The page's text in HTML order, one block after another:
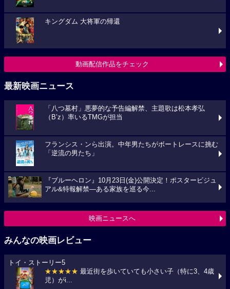
キングダム 大将軍の帰還
動画配信作品をチェック
最新映画ニュース
「八つ墓村」悪夢的な予告編解禁、主題歌は松本孝弘
（B’z）率いるTMGが担当
フランシス・ンら出演。中年男たちがボートレースに挑む
「逆流の男たち」
『ブルーヘロン』10月23日(金)公開決定！ポスタービジュ
アル&特報解禁―ある家族を巡る今...
映画ニュースへ
みんなの映画レビュー
トイ・ストーリー5
★★★★★ 最近街を歩いていても小さい子（特に3、4歳
児）がi...